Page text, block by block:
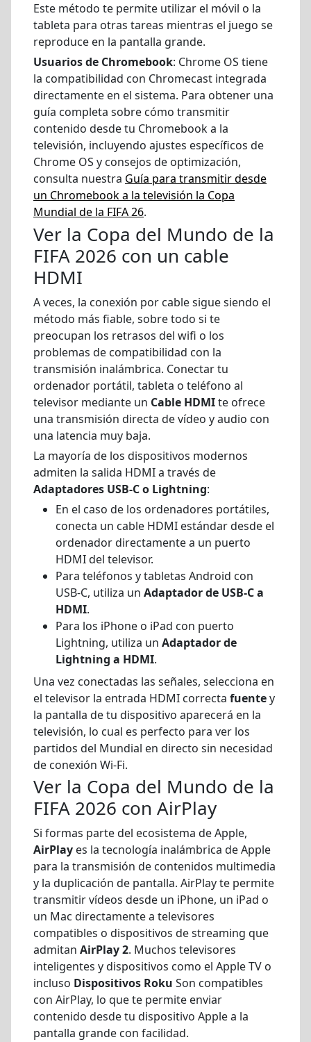
Este método te permite utilizar el móvil o la
tableta para otras tareas mientras el juego se
reproduce en la pantalla grande.
Usuarios de Chromebook: Chrome OS tiene
la compatibilidad con Chromecast integrada
directamente en el sistema. Para obtener una
guía completa sobre cómo transmitir
contenido desde tu Chromebook a la
televisión, incluyendo ajustes específicos de
Chrome OS y consejos de optimización,
consulta nuestra Guía para transmitir desde
un Chromebook a la televisión la Copa
Mundial de la FIFA 26.
Ver la Copa del Mundo de la
FIFA 2026 con un cable
HDMI
A veces, la conexión por cable sigue siendo el
método más fiable, sobre todo si te
preocupan los retrasos del wifi o los
problemas de compatibilidad con la
transmisión inalámbrica. Conectar tu
ordenador portátil, tableta o teléfono al
televisor mediante un Cable HDMIte ofrece
una transmisión directa de vídeo y audio con
una latencia muy baja.
La mayoría de los dispositivos modernos
admiten la salida HDMI a través de
Adaptadores USB-C o Lightning:
En el caso de los ordenadores portátiles,
conecta un cable HDMI estándar desde el
ordenador directamente a un puerto
HDMI del televisor.
Para teléfonos y tabletas Android con
USB-C, utiliza un Adaptador de USB-C a
HDMI.
Para los iPhone o iPad con puerto
Lightning, utiliza un Adaptador de
Lightning a HDMI.
Una vez conectadas las señales, selecciona en
el televisor la entrada HDMI correcta fuentey
la pantalla de tu dispositivo aparecerá en la
televisión, lo cual es perfecto para ver los
partidos del Mundial en directo sin necesidad
de conexión Wi-Fi.
Ver la Copa del Mundo de la
FIFA 2026 con AirPlay
Si formas parte del ecosistema de Apple,
AirPlay es la tecnología inalámbrica de Apple
para la transmisión de contenidos multimedia
y la duplicación de pantalla. AirPlay te permite
transmitir vídeos desde un iPhone, un iPad o
un Mac directamente a televisores
compatibles o dispositivos de streaming que
admitan AirPlay 2. Muchos televisores
inteligentes y dispositivos como el Apple TV o
incluso Dispositivos Roku Son compatibles
con AirPlay, lo que te permite enviar
contenido desde tu dispositivo Apple a la
pantalla grande con facilidad.